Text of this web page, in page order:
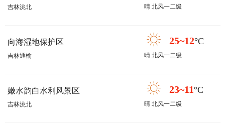
吉林洮北 晴 北风一二级
向海湿地保护区
吉林通榆
25~12°C
晴 北风一二级
嫩水韵白水利风景区
吉林洮北
23~11 °C
晴 北风一二级